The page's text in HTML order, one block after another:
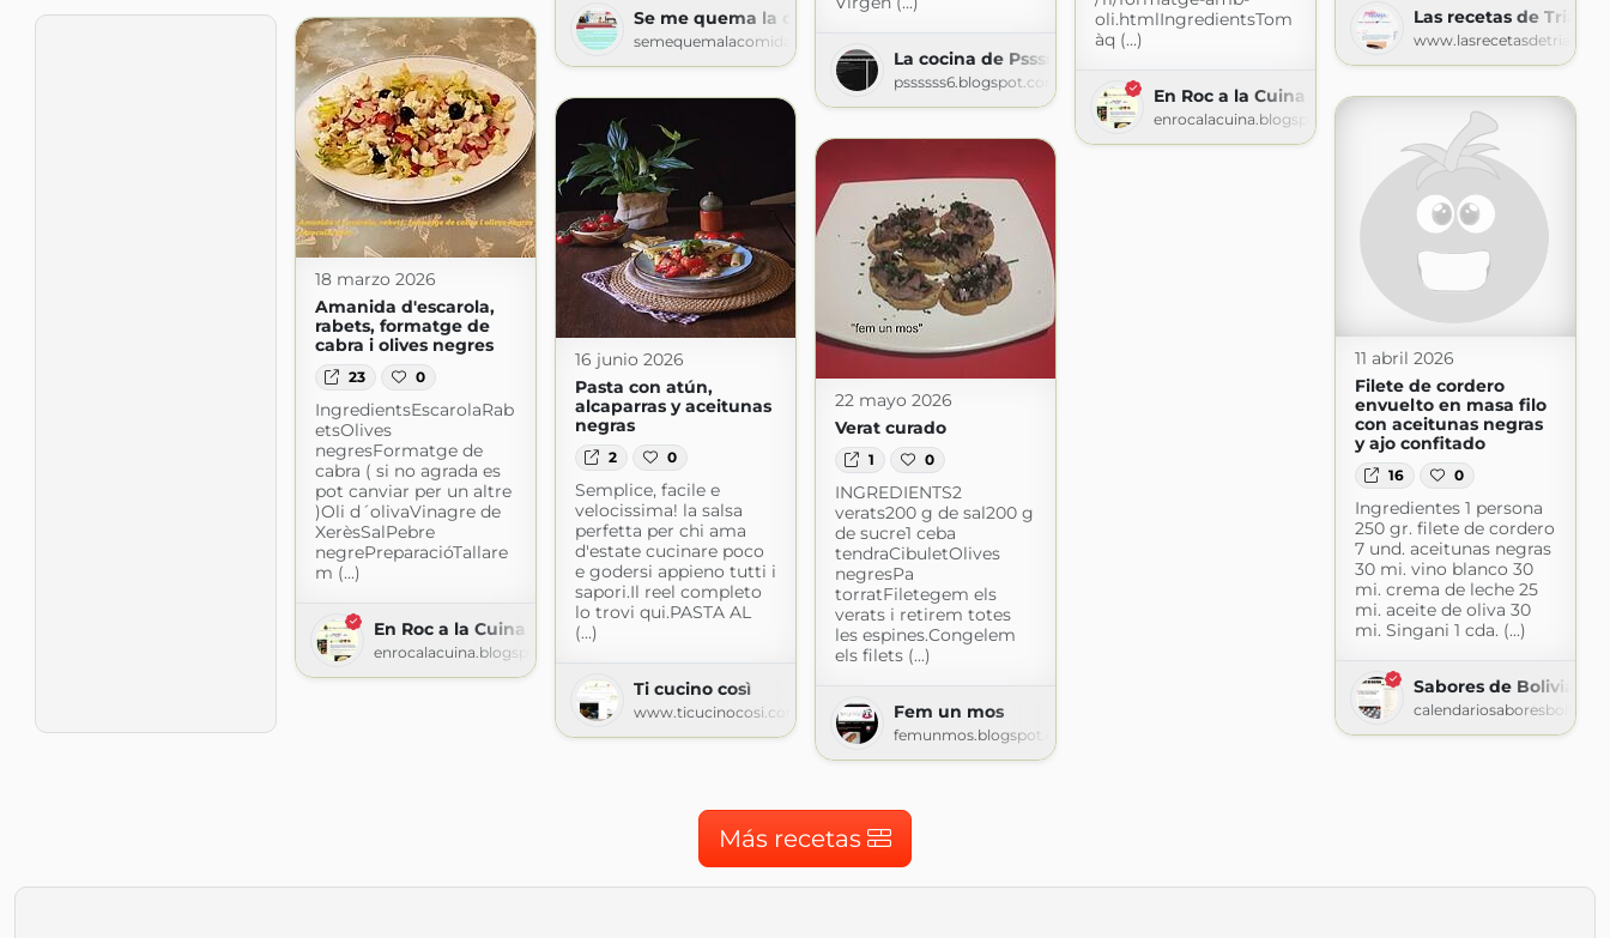
Se me quema la comida
semequemalacomida.blogspot.com
oli.htmlIngredientsTom
àq (...)
En Roc a la Cuina
enrocalacuina.blogspot.com
Las recetas de Triana
La cocina de Pssssss
pssssss6.blogspot.com
18 marzo 2026
Amanida d'escarola,
rabets, formatge de
cabra i olives negres
23 0
IngredientsEscarolaRab
etsOlives
negresFormatge de
cabra ( si no agrada es
pot canviar per un altre
)Oli d´olivaVinagre de
XerèsSalPebre
negrePreparacióTallare
m (...)
En Roc a la Cuina
enrocalacuina.blogspot.com
11 abril 2026
Filete de cordero
envuelto en masa filo
con aceitunas negras
y ajo confitado
16 0
Ingredientes 1 persona
250 gr. filete de cordero
7 und. aceitunas negras
30 mi. vino blanco 30
mi. crema de leche 25
mi. aceite de oliva 30
mi. Singani 1 cda. (...)
Sabores de Bolivia »
16 junio 2026
Pasta con atún,
alcaparras y aceitunas
negras
2 0
Semplice, facile e
velocissima! la salsa
perfetta per chi ama
d'estate cucinare poco
e godersi appieno tutti i
sapori.Il reel completo
lo trovi qui.PASTA AL
(...)
Ti cucino così
www.ticucinocosi.com
22 mayo 2026
Verat curado
1 0
INGREDIENTS2
verats200 g de sal200 g
de sucre1 ceba
tendraCibuletOlives
negresPa
torratFiletegem els
verats i retirem totes
les espines.Congelem
els filets (...)
Fem un mos
femunmos.blogspot.com
Más recetas